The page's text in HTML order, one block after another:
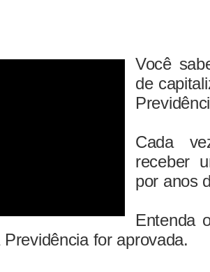
Você
de
Cada
receber
por anos
Entenda
for aprovada.